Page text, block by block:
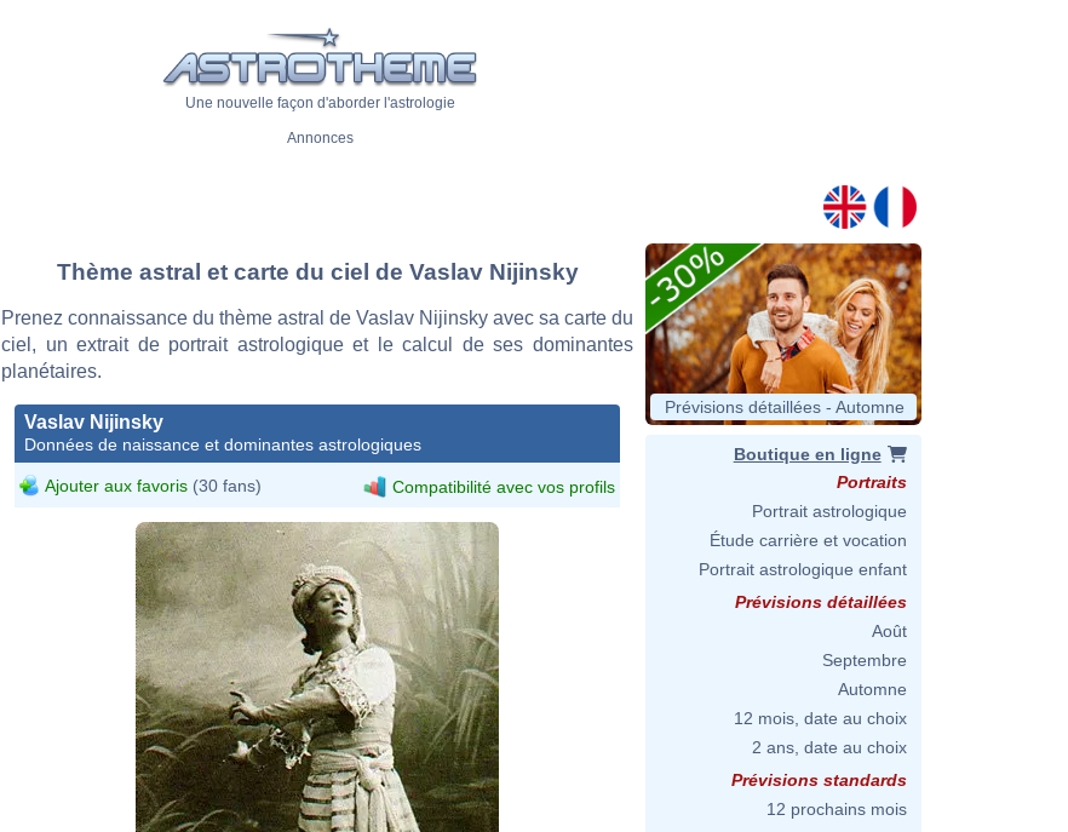
Une nouvelle façon d'aborder l'astrologie
Annonces
Thème astral et carte du ciel de Vaslav Nijinsky
Prenez connaissance du thème astral de Vaslav Nijinsky avec sa carte du
ciel, un extrait de portrait astrologique et le calcul de ses dominantes
planétaires.
Vaslav Nijinsky
Données de naissance et dominantes astrologiques
Ajouter aux favoris (30 fans) Compatibilité avec vos profils
Prévisions détaillées - Automne
Boutique en ligne
Portraits
Portrait astrologique
Étude carrière et vocation
Portrait astrologique enfant
Prévisions détaillées
Août
Septembre
Automne
12 mois, date au choix
2 ans, date au choix
Prévisions standards
12 prochains mois